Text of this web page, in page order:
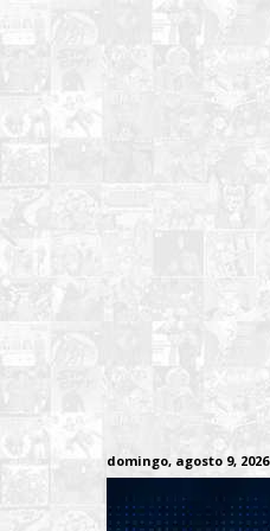
domingo, agosto 9, 2026